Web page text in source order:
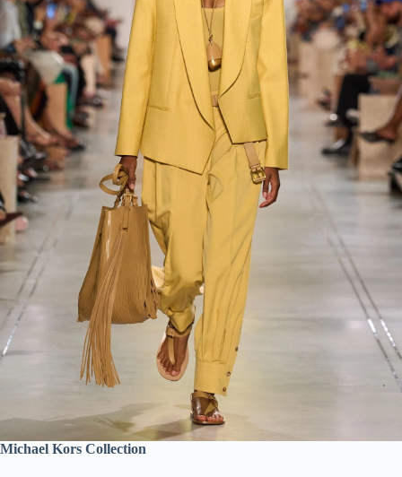
Michael Kors Collection